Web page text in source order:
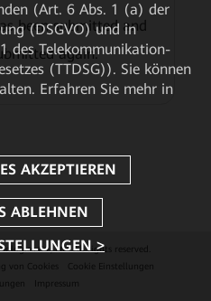
been submitted and
again.
Co., Ltd. All rights reserved.
von Cookies
Cookie Einstellungen
Impressum
(Art. 6 Abs. 1 (a) der
(DSGVO) und in
des Telekommunikation-
(TTDSG)). Sie können
Erfahren Sie mehr in
>